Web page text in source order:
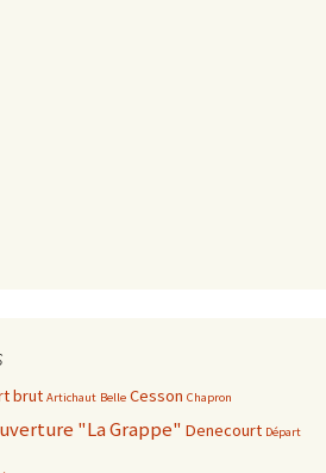
brut Artichaut Belle Cesson Chapron
"La Grappe" Denecourt Départ